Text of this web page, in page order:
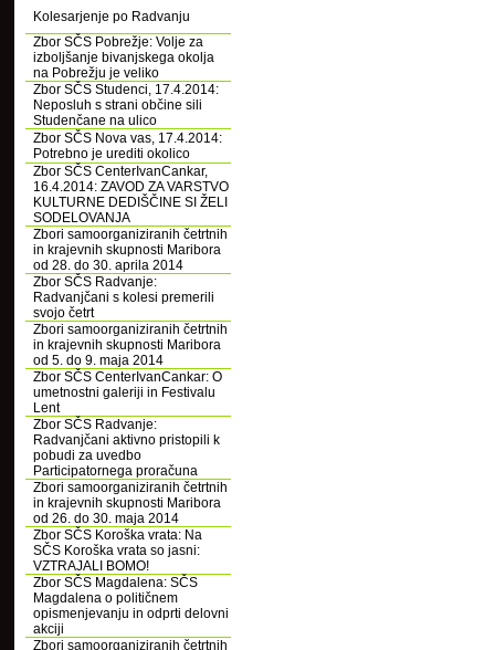
Kolesarjenje po Radvanju
Zbor SČS Pobrežje: Volje za
izboljšanje bivanjskega okolja
na Pobrežju je veliko
Zbor SČS Studenci, 17.4.2014:
Neposluh s strani občine sili
Studenčane na ulico
Zbor SČS Nova vas, 17.4.2014:
Potrebno je urediti okolico
Zbor SČS CenterIvanCankar,
16.4.2014: ZAVOD ZA VARSTVO
KULTURNE DEDIŠČINE SI ŽELI
SODELOVANJA
Zbori samoorganiziranih četrtnih
in krajevnih skupnosti Maribora
od 28. do 30. aprila 2014
Zbor SČS Radvanje:
Radvanjčani s kolesi premerili
svojo četrt
Zbori samoorganiziranih četrtnih
in krajevnih skupnosti Maribora
od 5. do 9. maja 2014
Zbor SČS CenterIvanCankar: O
umetnostni galeriji in Festivalu
Lent
Zbor SČS Radvanje:
Radvanjčani aktivno pristopili k
pobudi za uvedbo
Participatornega proračuna
Zbori samoorganiziranih četrtnih
in krajevnih skupnosti Maribora
od 26. do 30. maja 2014
Zbor SČS Koroška vrata: Na
SČS Koroška vrata so jasni:
VZTRAJALI BOMO!
Zbor SČS Magdalena: SČS
Magdalena o političnem
opismenjevanju in odprti delovni
akciji
Zbori samoorganiziranih četrtnih